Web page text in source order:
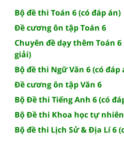
Bộ đề thi Toán 6 (có đáp án)
Đề cương ôn tập Toán 6
Chuyên đề dạy thêm Toán
giải)
Bộ đề thi Ngữ Văn 6 (có đáp
Đề cương ôn tập Văn 6
Bộ Đề thi Tiếng Anh 6 (có
Bộ Đề thi Khoa học tự
Bộ đề thi Lịch Sử & Địa Lí 6